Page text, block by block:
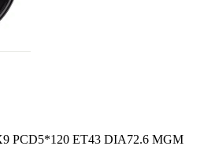
PCD5*120 ET43 DIA72.6 MGM